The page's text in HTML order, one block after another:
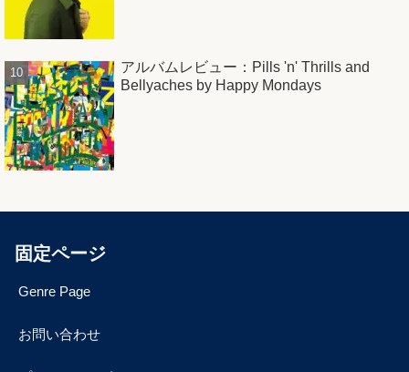
アルバムレビュー：Pills 'n' Thrills and
Bellyaches by Happy Mondays
固定ページ
Genre Page
お問い合わせ